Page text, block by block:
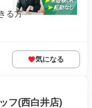
る方
気になる
フ(西白井店)